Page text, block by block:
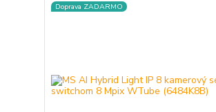
Doprava ZADARMO